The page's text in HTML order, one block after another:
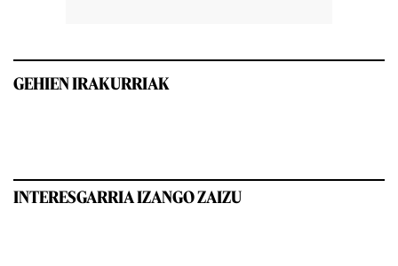
GEHIEN IRAKURRIAK
INTERESGARRIA IZANGO ZAIZU